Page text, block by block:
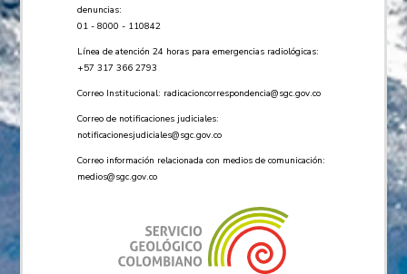
denuncias:
01 - 8000 - 110842
Línea de atención 24 horas para emergencias radiológicas:
+57 ​317 366 2793
Correo Institucional: radicacioncorrespondencia@sgc.gov.co
Correo de notificaciones judiciales:
notificacionesjudiciales@sgc.gov.co
Correo información relacionada con medios de comunicación:
medios@sgc.gov.co